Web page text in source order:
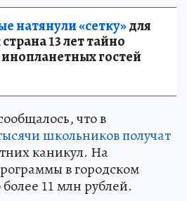
натянули «сетку»для
13 лет тайно
инопланетных гостей
что в
школьников получат
каникул. На
в городском
11 млн рублей.